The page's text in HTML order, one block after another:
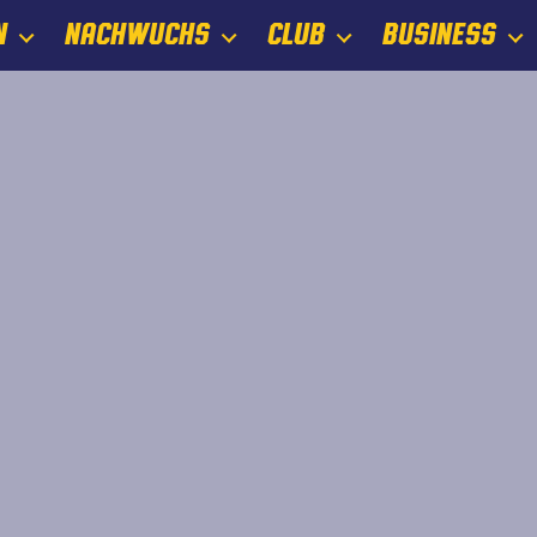
NACHWUCHS CLUB BUSINESS